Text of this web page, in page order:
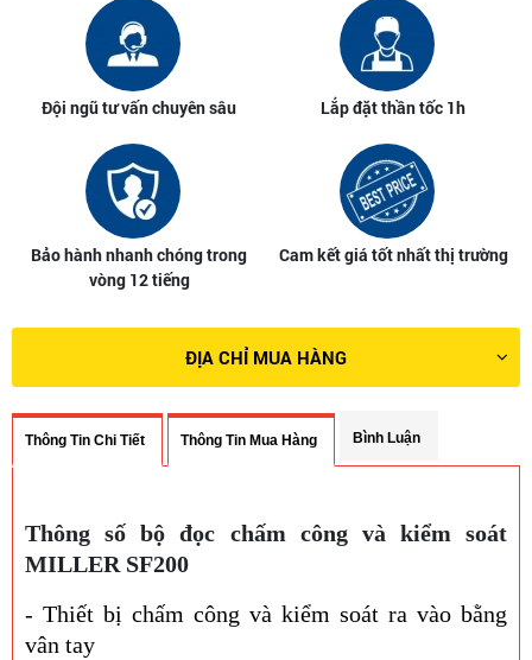
Đội ngũ tư vấn chuyên sâu Lắp đặt thần tốc 1h
Bảo hành nhanh chóng trong
vòng 12 tiếng
Cam kết giá tốt nhất thị trường
ĐỊA CHỈ MUA HÀNG
Thông Tin Chi Tiết Thông Tin Mua Hàng Bình Luận
Thông số bộ đọc chấm công và kiểm soát
MILLER SF200
- Thiết bị chấm công và kiểm soát ra vào bằng
vân tay